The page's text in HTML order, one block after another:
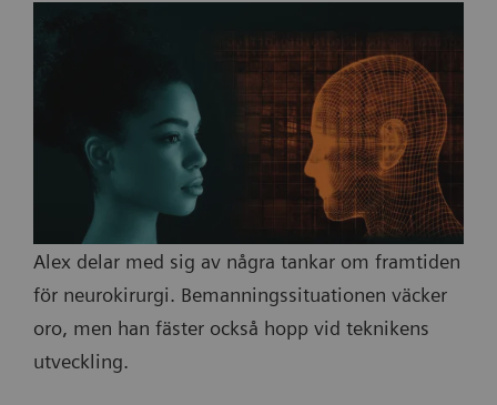
Alex delar med sig av några tankar om framtiden
för neurokirurgi. Bemanningssituationen väcker
oro, men han fäster också hopp vid teknikens
utveckling.